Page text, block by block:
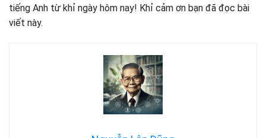
tiếng Anh từ khỉ ngày hôm nay! Khỉ cảm ơn bạn đã đọc bài
viết này.